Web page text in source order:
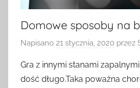
Domowe sposoby na
Napisano 21 stycznia, 2020 przez
Gra z innymi stanami
dość długo.Taka poważna